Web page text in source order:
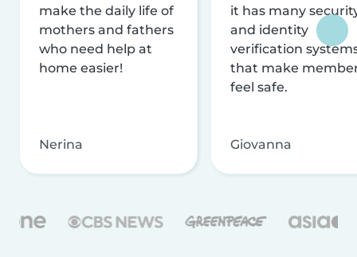
make the daily life of
mothers and fathers
who need help at
home easier!
Nerina
it has many
and identity
verification
that make
feel safe.
Giovanna